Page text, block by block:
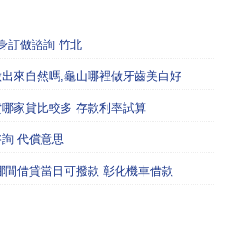
訂做諮詢 竹北
來自然嗎,龜山哪裡做牙齒美白好
家貸比較多 存款利率試算
代償意思
借貸當日可撥款 彰化機車借款